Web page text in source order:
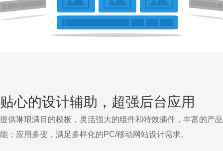
贴心的设计辅助，超强后台应用
提供琳琅满目的模板，灵活强大的组件和特效插件，丰富的产
能；应用多变，满足多样化的PC/移动网站设计需求。